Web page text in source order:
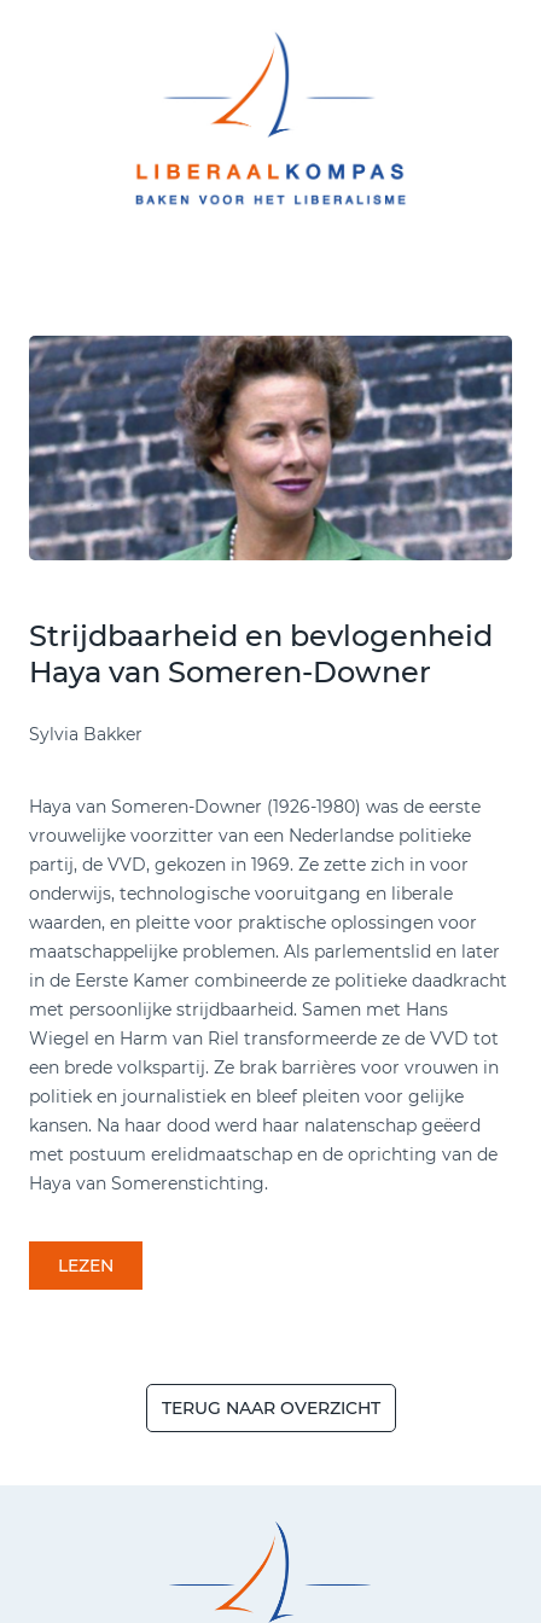
Strijdbaarheid en bevlogenheid
Haya van Someren-Downer
Sylvia Bakker
Haya van Someren-Downer (1926-1980) was de eerste
vrouwelijke voorzitter van een Nederlandse politieke
partij, de VVD, gekozen in 1969. Ze zette zich in voor
onderwijs, technologische vooruitgang en liberale
waarden, en pleitte voor praktische oplossingen voor
maatschappelijke problemen. Als parlementslid en later
in de Eerste Kamer combineerde ze politieke daadkracht
met persoonlijke strijdbaarheid. Samen met Hans
Wiegel en Harm van Riel transformeerde ze de VVD tot
een brede volkspartij. Ze brak barrières voor vrouwen in
politiek en journalistiek en bleef pleiten voor gelijke
kansen. Na haar dood werd haar nalatenschap geëerd
met postuum erelidmaatschap en de oprichting van de
Haya van Somerenstichting.
LEZEN
TERUG NAAR OVERZICHT